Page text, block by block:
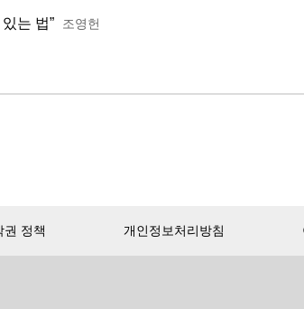
는 법” 조영헌
권 정책 개인정보처리방침